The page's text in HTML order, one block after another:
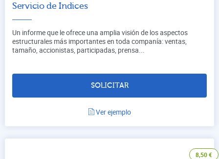
Servicio de Indices
Un informe que le ofrece una amplia visión de los aspectos
estructurales más importantes en toda companía: ventas,
tamaño, accionistas, participadas, prensa...
SOLICITAR
Ver ejemplo
8,50€